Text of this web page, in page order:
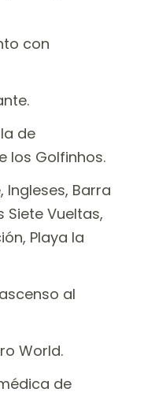
con
de
los Golfinhos.
Ingleses, Barra
Siete Vueltas,
Playa la
al
World.
de